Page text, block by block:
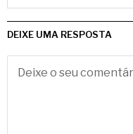
DEIXE UMA RESPOSTA